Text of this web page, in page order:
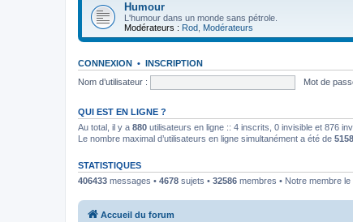
Humour
L'humour dans un monde sans pétrole.
Modérateurs : Rod Modérateurs
CONNEXION • INSCRIPTION
Nom d’utilisateur :
Mot de
QUI EST EN LIGNE ?
Au total, il y a 880 utilisateurs en ligne :: 4 inscrits, 0 invisible et 876
Le nombre maximal d’utilisateurs en ligne simultanément a été de 5158
STATISTIQUES
406433 messages • 4678 sujets • 32586 membres • Notre membre
Accueil du forum